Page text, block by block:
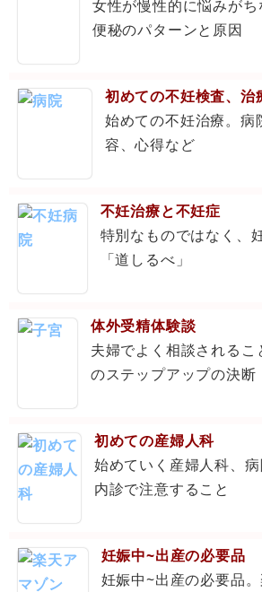
女性が慢性的に悩みがち
便秘のパターンと原因
初めての不妊検査、治
始めての不妊治療。病
容、心得など
不妊治療と不妊症
特別なものではなく、
「道しるべ」
体外受精体験談
夫婦でよく相談される
のステップアップの決断
初めての産婦人科
始めていく産婦人科、
内診で注意すること
妊娠中~出産の必要品
妊娠中~出産の必要品